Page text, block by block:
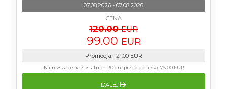
07.08.2026 - 07.08.2026
CENA
120.00 EUR
99.00 EUR
Promocja: -21.00 EUR
Najniższa cena z ostatnich 30 dni przed obniżką:75.00 EUR
DALEJ